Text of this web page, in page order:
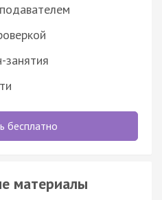
занятия
бесплатно
материалы